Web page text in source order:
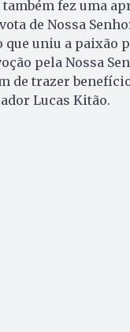
fez uma
de Nossa
que uniu a paixão
pela Nossa
de trazer
Lucas Kitão.